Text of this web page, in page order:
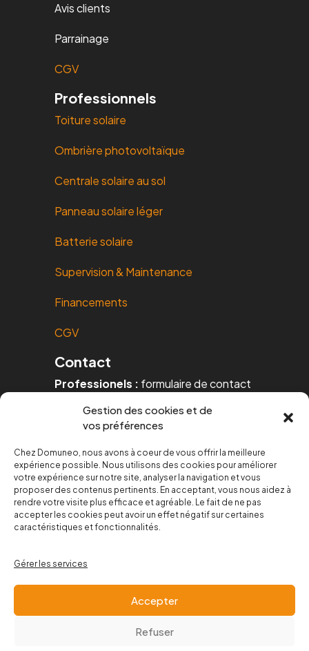
Gestion des cookies et de
vos préférences
Chez Domuneo, nous avons à coeur de vous offrir la meilleure
expérience possible. Nous utilisons des cookies pour améliorer
votre expérience sur notre site, analyser la navigation et vous
proposer des contenus pertinents. En acceptant, vous nous aidez à
rendre votre visite plus efficace et agréable. Le fait de ne pas
accepter les cookies peut avoir un effet négatif sur certaines
caractéristiques et fonctionnalités.
Gérer les services
Accepter
Refuser
Avis clients
Parrainage
CGV
Professionnels
Toiture solaire
Ombrière photovoltaïque
Centrale solaire au sol
Panneau solaire léger
Batterie solaire
Supervision & Maintenance
Financements
CGV
Contact
Professionels : formulaire de contact
Particuliers :formulaire de contact
04 67 20 48 95
Mail :contact@domuneo.com
Suivez nous sur les réseaux :